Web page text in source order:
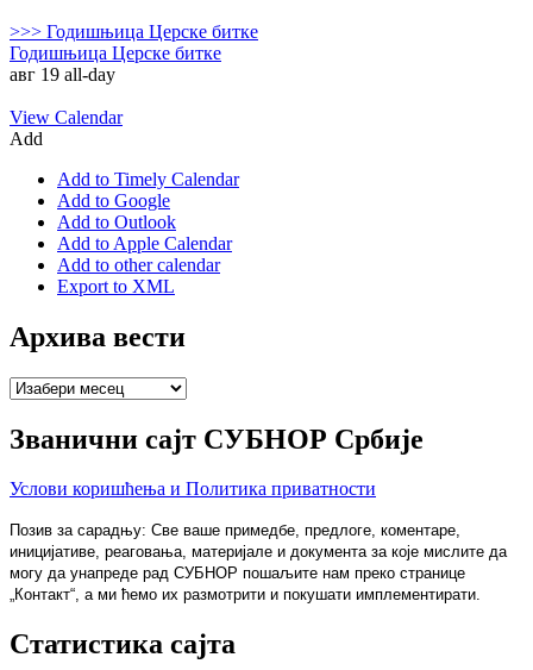
>>> Годишњица Церске битке
Годишњица Церске битке
авг 19 all-day
View Calendar
Add
Add to Timely Calendar
Add to Google
Add to Outlook
Add to Apple Calendar
Add to other calendar
Export to XML
Архива вести
Архива
Званични сајт СУБНОР Србије
Услови коришћења и Политика приватности
Позив за сарадњу: Све ваше примедбе, предлоге, коментаре,
иницијативе, реаговања, материјале и документа за које мислите да
могу да унапреде рад СУБНОР пошаљите нам преко странице
„Контакт“, а ми ћемо их размотрити и покушати имплементирати.
Статистика сајта